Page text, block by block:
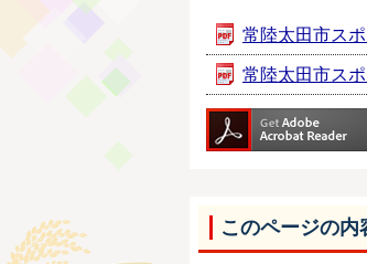
常陸太田市ス
常陸太田市ス
このページの